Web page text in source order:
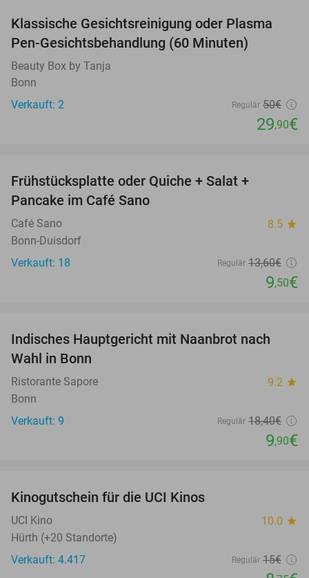
40%
Klassische Gesichtsreinigung oder Plasma
Pen-Gesichtsbehandlung (60 Minuten)
Beauty Box by Tanja
Bonn
Verkauft: 2
Regulär 50€
29,90€
Frühstücksplatte oder Quiche + Salat +
Pancake im Café Sano
Café Sano 8.5 star
Bonn-Duisdorf
Verkauft: 18
Regulär 13,60€
9,50€
46%
Indisches Hauptgericht mit Naanbrot nach
Wahl in Bonn
Ristorante Sapore 9.2 star
Bonn
Verkauft: 9
Regulär 18,40€
9,90€
Kinogutschein für die UCI Kinos
UCI Kino 10.0 star
Hürth (+20 Standorte)
Verkauft: 4.417
Regulär 15€